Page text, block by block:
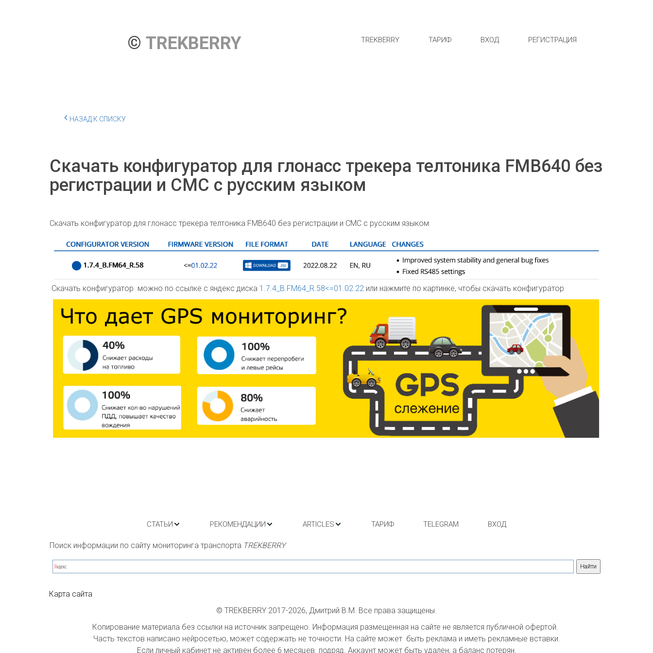
© TREKBERRY TREKBERRY ТАРИФ ВХОД РЕГИСТРАЦИЯ
НАЗАД К СПИСКУ
Скачать конфигуратор для глонасс трекера телтоника FMB640 без
регистрации и СМС с русским языком
Скачать конфигуратор для глонасс трекера телтоника FMB640 без регистрации и СМС с русским языком
Скачать конфигуратор можно по ссылке с яндекс диска 1.7.4_B.FM64_R.58<=01.02.22 или нажмите по картинке, чтобы скачать конфигуратор
СТАТЬИ РЕКОМЕНДАЦИИ ARTICLES ТАРИФ TELEGRAM ВХОД
Поиск информации по сайту мониторинга транспорта TREKBERRY
Карта сайта
© TREKBERRY 2017-2026, Дмитрий В.М. Все права защищены.
Копирование материала без ссылки на источник запрещено. Информация размещенная на сайте не является публичной офертой.
Часть текстов написано нейросетью, может содержать не точности. На сайте может  быть реклама и иметь рекламные вставки.
Если личный кабинет не активен более 6 месяцев  подряд. Аккаунт может быть удален, а баланс потерян.